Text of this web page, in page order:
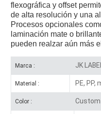
flexográfica y offset
de alta resolución y una
Procesos opcionales
laminación mate o
pueden realzar aún más
Marca : JK LABEL
Material : PE, PP,
Color : Custom